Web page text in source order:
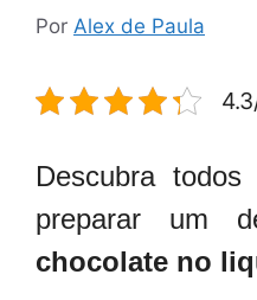
Por Alex de Paula
Descubra
preparar um
chocolate no